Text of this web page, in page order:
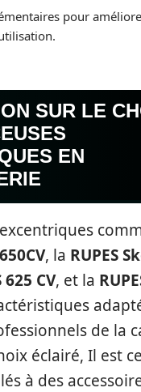
pour
SUR LE
EN
, la RUPES
625 CV, et la
de la
éclairé, Il est
à des